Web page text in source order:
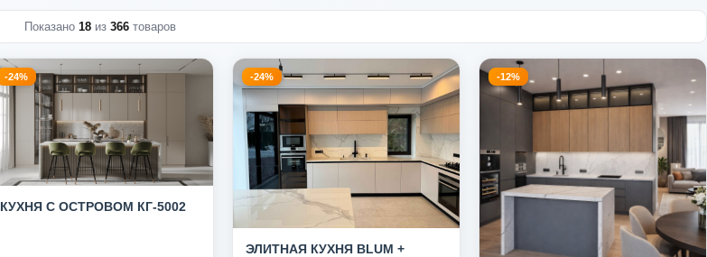
Показано 18 из 366 товаров
-24%
КУХНЯ С ОСТРОВОМ КГ-5002
-24%
ЭЛИТНАЯ КУХНЯ BLUM +
-12%